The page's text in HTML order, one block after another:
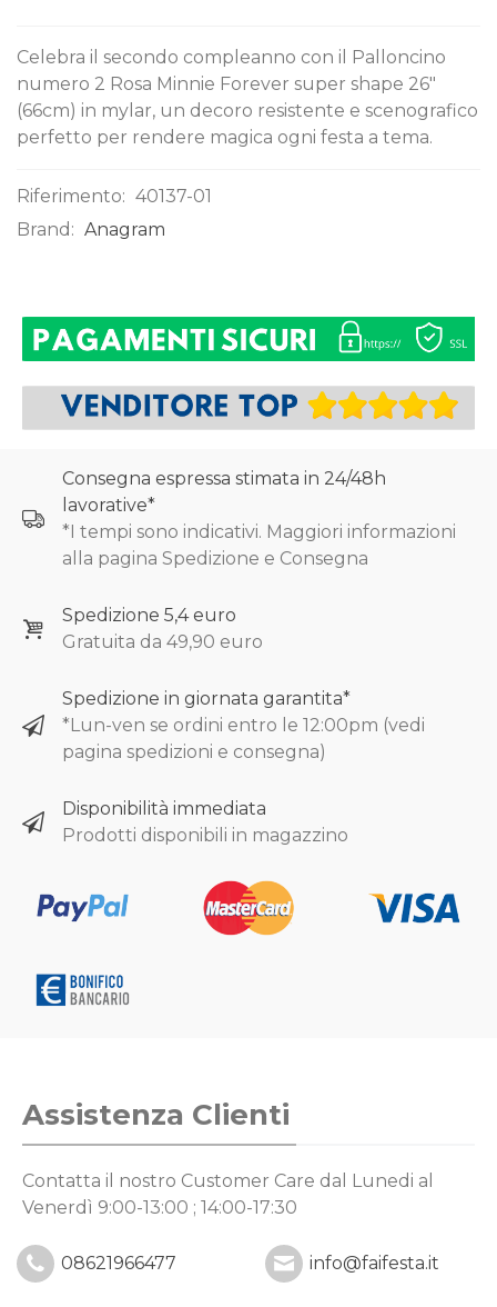
Celebra il secondo compleanno con il Palloncino
numero 2 Rosa Minnie Forever super shape 26"
(66cm) in mylar, un decoro resistente e scenografico
perfetto per rendere magica ogni festa a tema.
Riferimento: 40137-01
Brand: Anagram
Consegna espressa stimata in 24/48h
lavorative*
*I tempi sono indicativi. Maggiori informazioni
alla pagina Spedizione e Consegna
Spedizione 5,4 euro
Gratuita da 49,90 euro
Spedizione in giornata garantita*
*Lun-ven se ordini entro le 12:00pm (vedi
pagina spedizioni e consegna)
Disponibilità immediata
Prodotti disponibili in magazzino
Assistenza Clienti
Contatta il nostro Customer Care dal Lunedi al
Venerdì 9:00-13:00 ; 14:00-17:30
08621966477 info@faifesta.it